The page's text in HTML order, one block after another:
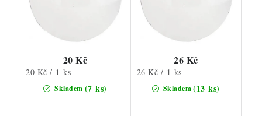
Skladem (7 ks)
20 Kč
Měrná
20 Kč / 1 ks
Skladem(13 ks)
26 Kč
Měrná
cena:
26 Kč / 1 ks